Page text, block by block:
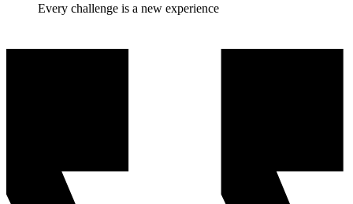
Every challenge is a new experience